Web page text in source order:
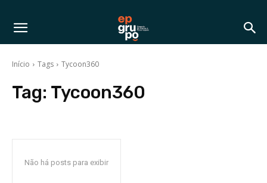
Início Tags Tycoon360
Tag: Tycoon360
Não há posts para exibir